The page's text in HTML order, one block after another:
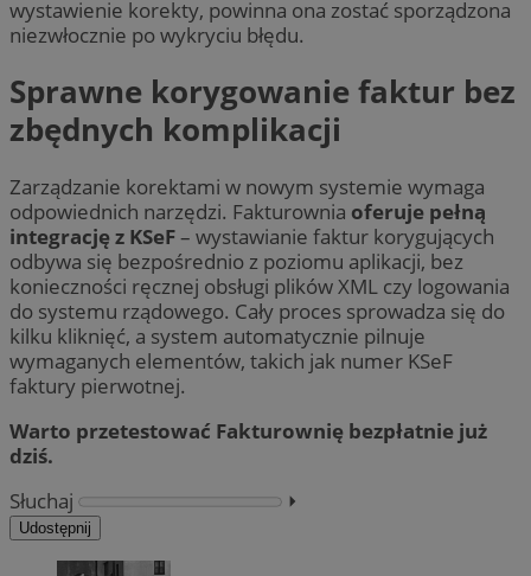
wystawienie korekty, powinna ona zostać sporządzona
niezwłocznie po wykryciu błędu.
Sprawne korygowanie faktur bez
zbędnych komplikacji
Zarządzanie korektami w nowym systemie wymaga
odpowiednich narzędzi. Fakturownia oferuje pełną
integrację z KSeF– wystawianie faktur korygujących
odbywa się bezpośrednio z poziomu aplikacji, bez
konieczności ręcznej obsługi plików XML czy logowania
do systemu rządowego. Cały proces sprowadza się do
kilku kliknięć, a system automatycznie pilnuje
wymaganych elementów, takich jak numer KSeF
faktury pierwotnej.
Warto przetestować Fakturownię bezpłatnie już
dziś.
Słuchaj
⏵︎
Udostępnij